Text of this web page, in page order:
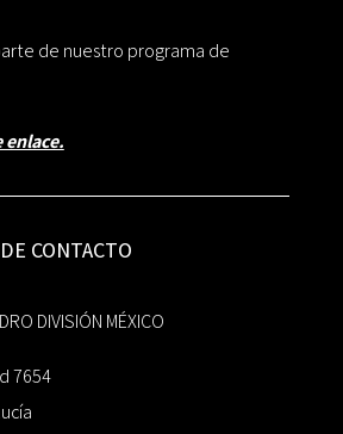
de nuestro programa de
enlace.
CONTACTO
DIVISIÓN MÉXICO
7654